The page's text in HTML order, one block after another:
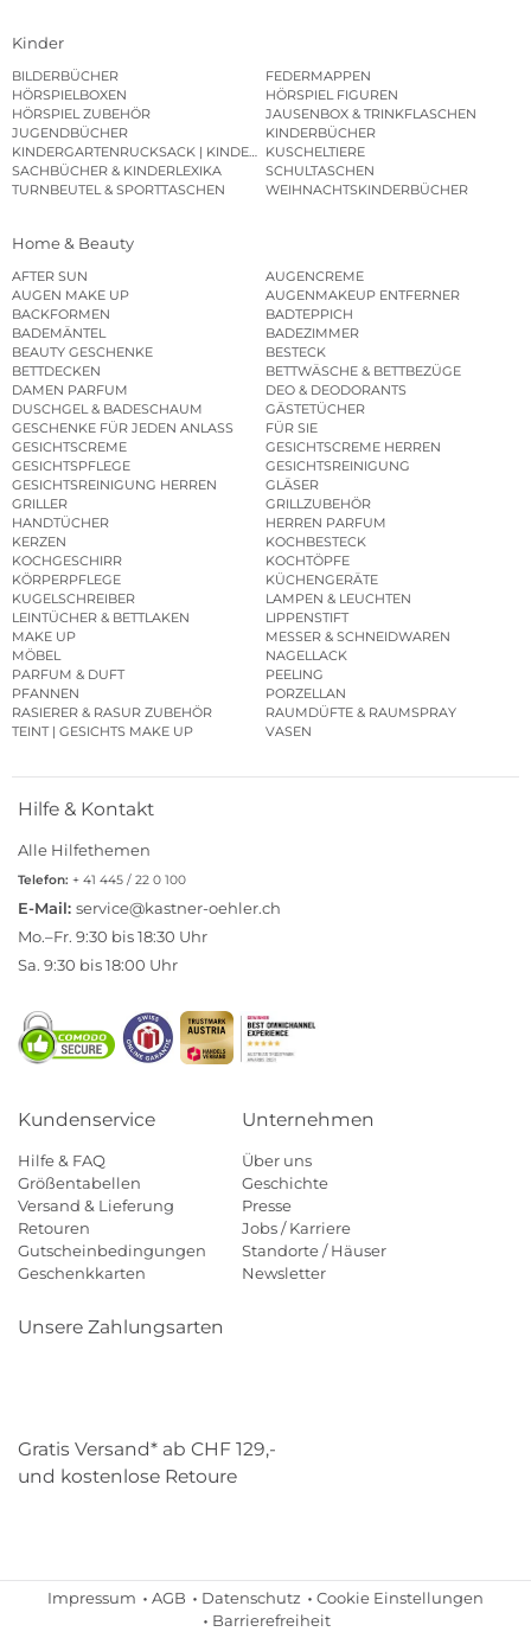
Kinder
BILDERBÜCHER
FEDERMAPPEN
HÖRSPIELBOXEN
HÖRSPIEL FIGUREN
HÖRSPIEL ZUBEHÖR
JAUSENBOX & TRINKFLASCHEN
JUGENDBÜCHER
KINDERBÜCHER
KINDERGARTENRUCKSACK | KINDERGARTENBEUTEL
KUSCHELTIERE
SACHBÜCHER & KINDERLEXIKA
SCHULTASCHEN
TURNBEUTEL & SPORTTASCHEN
WEIHNACHTSKINDERBÜCHER
Home & Beauty
AFTER SUN
AUGENCREME
AUGEN MAKE UP
AUGENMAKEUP ENTFERNER
BACKFORMEN
BADTEPPICH
BADEMÄNTEL
BADEZIMMER
BEAUTY GESCHENKE
BESTECK
BETTDECKEN
BETTWÄSCHE & BETTBEZÜGE
DAMEN PARFUM
DEO & DEODORANTS
DUSCHGEL & BADESCHAUM
GÄSTETÜCHER
GESCHENKE FÜR JEDEN ANLASS
FÜR SIE
GESICHTSCREME
GESICHTSCREME HERREN
GESICHTSPFLEGE
GESICHTSREINIGUNG
GESICHTSREINIGUNG HERREN
GLÄSER
GRILLER
GRILLZUBEHÖR
HANDTÜCHER
HERREN PARFUM
KERZEN
KOCHBESTECK
KOCHGESCHIRR
KOCHTÖPFE
KÖRPERPFLEGE
KÜCHENGERÄTE
KUGELSCHREIBER
LAMPEN & LEUCHTEN
LEINTÜCHER & BETTLAKEN
LIPPENSTIFT
MAKE UP
MESSER & SCHNEIDWAREN
MÖBEL
NAGELLACK
PARFUM & DUFT
PEELING
PFANNEN
PORZELLAN
RASIERER & RASUR ZUBEHÖR
RAUMDÜFTE & RAUMSPRAY
TEINT | GESICHTS MAKE UP
VASEN
Hilfe & Kontakt
Alle Hilfethemen
Telefon: + 41 445 / 22 0 100
E-Mail: service@kastner-oehler.ch
Mo.–Fr. 9:30 bis 18:30 Uhr
Sa. 9:30 bis 18:00 Uhr
Kundenservice
Hilfe & FAQ
Größentabellen
Versand & Lieferung
Retouren
Gutscheinbedingungen
Geschenkkarten
Unternehmen
Über uns
Geschichte
Presse
Jobs / Karriere
Standorte / Häuser
Newsletter
Unsere Zahlungsarten
Gratis Versand* ab CHF 129,-
und kostenlose Retoure
Impressum AGB Datenschutz
Cookie Einstellungen
Barrierefreiheit